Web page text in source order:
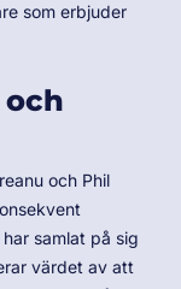
som erbjuder
och Phil
samlat på sig
värdet av att